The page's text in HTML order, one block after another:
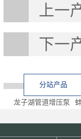
上一
下一
分站产品
龙子湖管道增压泵